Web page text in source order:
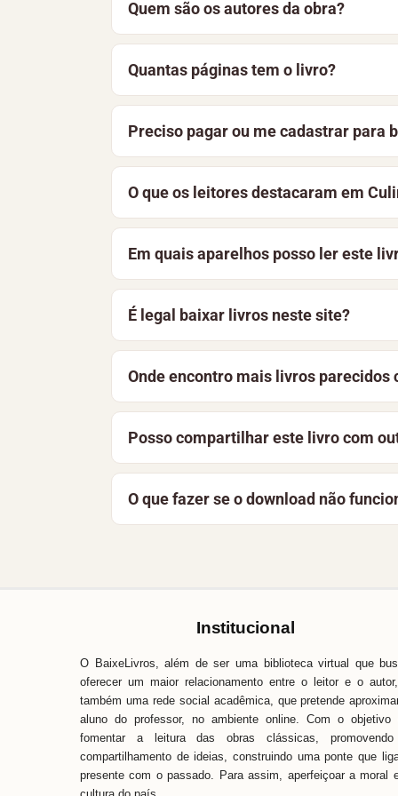
pode optar por ler o material online, de
Quem são os autores da obra?
Culinária para Diabéticos é uma obra
acervoCulinária.
Quantas páginas tem o livro?
Culinária para Diabéticos tem 51
gratuito. Nesta página, você encontra
Preciso pagar ou me cadastrar para
Não. O livro está disponível
aprimoramos constantemente a
O que os leitores destacaram em
Entre os pontos mais destacados
opiniões na seção “O que os leitores
Em quais aparelhos posso ler este
O arquivo pode ser lido em celulares
dispositivo e funciona offline.
É legal baixar livros neste site?
Sim. O acervo reúne obras de domínio
instituições. A licença desta obra
Onde encontro mais livros
Culinária para Diabéticos faz parte do
Posso compartilhar este livro com
A melhor forma de apoiar o projeto é
a manter a biblioteca gratuita e
O que fazer se o download não
Institucional
O BaixeLivros, além de ser uma biblioteca virtual que
oferecer um maior relacionamento entre o leitor e o
também uma rede social acadêmica, que pretende
aluno do professor, no ambiente online. Com o objetivo
fomentar a leitura das obras clássicas,
compartilhamento de ideias, construindo uma ponte que
presente com o passado. Para assim, aperfeiçoar a moral